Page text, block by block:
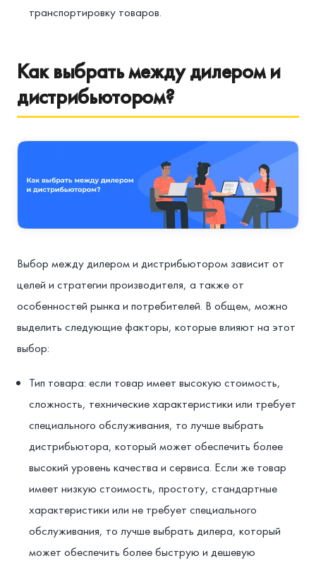
транспортировку товаров.
Как выбрать между дилером и
дистрибьютором?
Выбор между дилером и дистрибьютором зависит от
целей и стратегии производителя, а также от
особенностей рынка и потребителей. В общем, можно
выделить следующие факторы, которые влияют на этот
выбор:
Тип товара: если товар имеет высокую стоимость,
сложность, технические характеристики или требует
специального обслуживания, то лучше выбрать
дистрибьютора, который может обеспечить более
высокий уровень качества и сервиса. Если же товар
имеет низкую стоимость, простоту, стандартные
характеристики или не требует специального
обслуживания, то лучше выбрать дилера, который
может обеспечить более быструю и дешевую